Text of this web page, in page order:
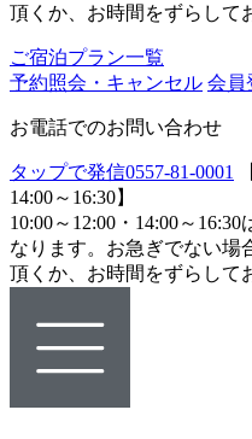
頂くか、お時間をずらして
ご宿泊プラン一覧
予約照会・キャンセル 会員
お電話でのお問い合わせ
タップで発信0557-81-0001
14:00～16:30】
10:00～12:00・14:00～
なります。お急ぎでない場
頂くか、お時間をずらして